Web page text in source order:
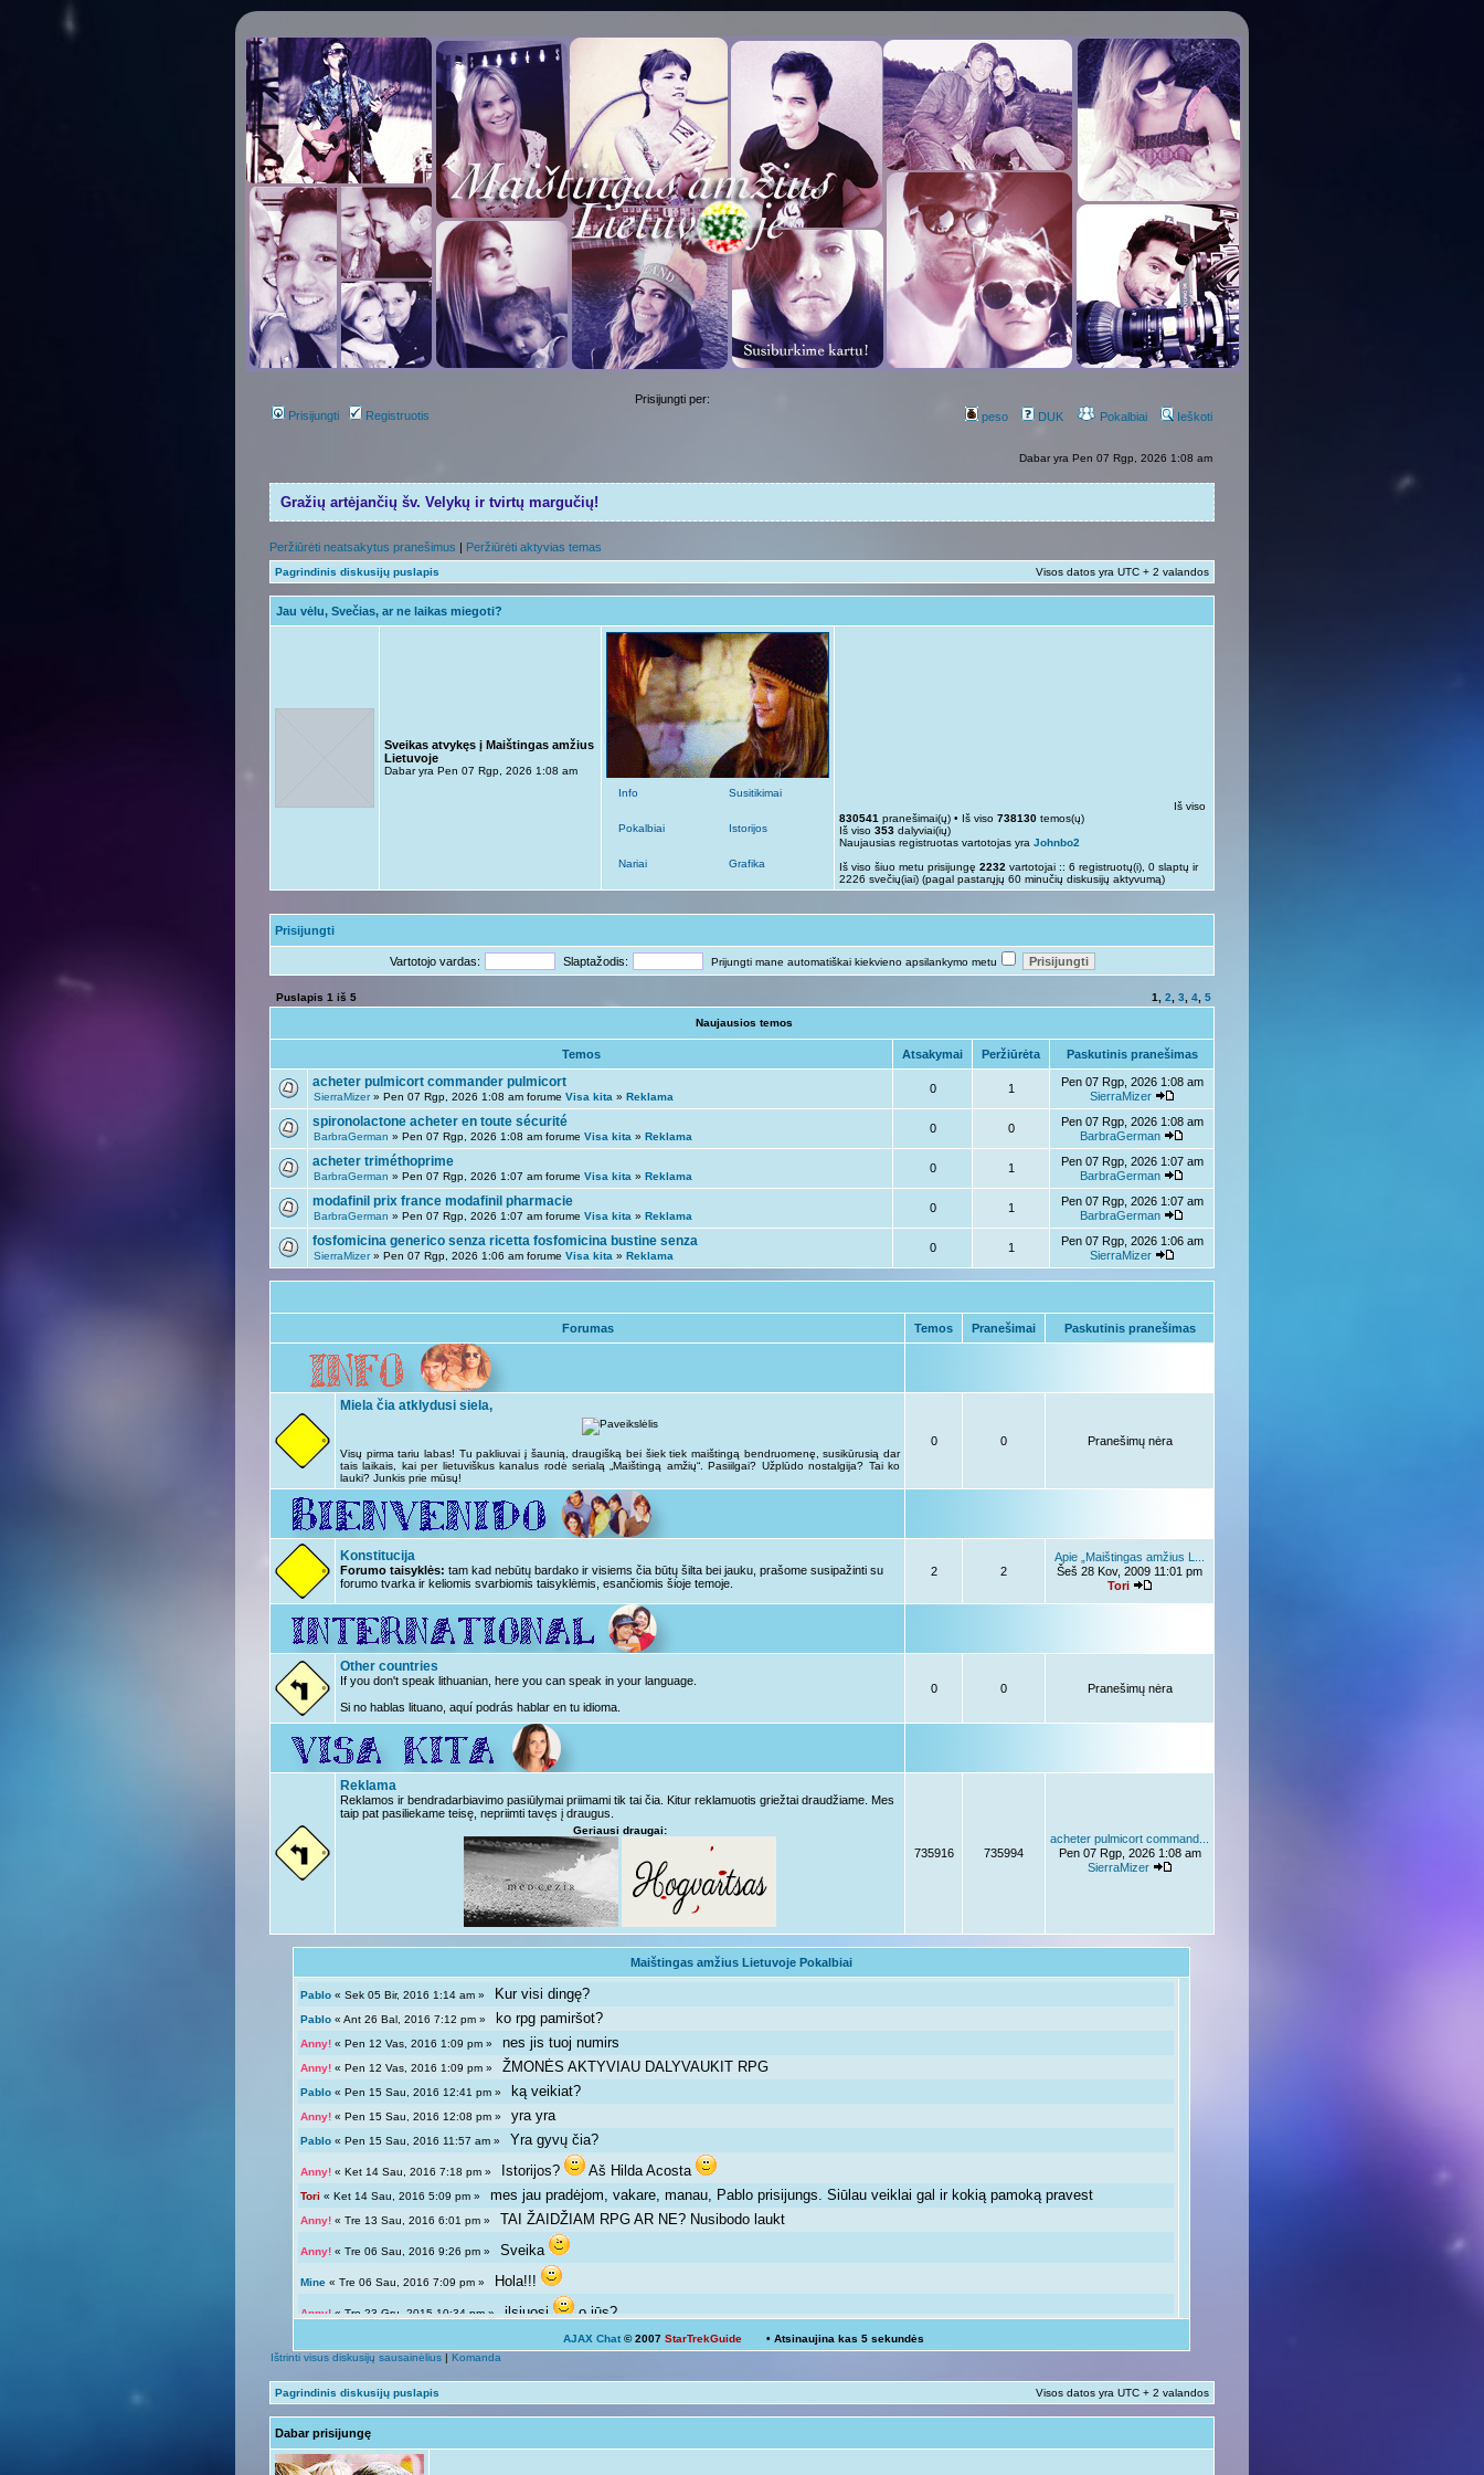
Prisijungti Registruotis
Prisijungti per:
peso
DUK Pokalbiai Ieškoti
Dabar yra Pen 07 Rgp, 2026 1:08 am
Gražių artėjančių šv. Velykų ir tvirtų margučių!
Peržiūrėti neatsakytus pranešimus | Peržiūrėti aktyvias temas
Pagrindinis diskusijų puslapis Visos datos yra UTC + 2 valandos
Jau vėlu, Svečias, ar ne laikas miegoti?
Sveikas atvykęs į Maištingas amžius
Lietuvoje
Dabar yra Pen 07 Rgp, 2026 1:08 am
Info
Pokalbiai
Nariai
Susitikimai
Istorijos
Grafika
Iš viso
830541 pranešimai(ų) • Iš viso 738130 temos(ų)
Iš viso 353 dalyviai(ių)
Naujausias registruotas vartotojas yra Johnbo2
Iš viso šiuo metu prisijungę 2232 vartotojai :: 6 registruotų(i), 0 slaptų ir
2226 svečių(iai) (pagal pastarųjų 60 minučių diskusijų aktyvumą)
Prisijungti
Vartotojo vardas: Slaptažodis: Prijungti mane automatiškai kiekvieno apsilankymo metu
Puslapis 1 iš 5 1 2 3 4 5
Naujausios temos
Temos Atsakymai Peržiūrėta Paskutinis pranešimas
acheter pulmicort commander pulmicort
SierraMizer» Pen 07 Rgp, 2026 1:08 am forume Visa kita » Reklama
0 1
Pen 07 Rgp, 2026 1:08 am
SierraMizer
spironolactone acheter en toute sécurité
BarbraGerman » Pen 07 Rgp, 2026 1:08 am forume Visa kita » Reklama
0 0
Pen 07 Rgp, 2026 1:08 am
BarbraGerman
acheter triméthoprime
BarbraGerman » Pen 07 Rgp, 2026 1:07 am forume Visa kita » Reklama
0 1
Pen 07 Rgp, 2026 1:07 am
BarbraGerman
modafinil prix france modafinil pharmacie
BarbraGerman » Pen 07 Rgp, 2026 1:07 am forume Visa kita » Reklama
0 1
Pen 07 Rgp, 2026 1:07 am
BarbraGerman
fosfomicina generico senza ricetta fosfomicina bustine senza
SierraMizer» Pen 07 Rgp, 2026 1:06 am forume Visa kita » Reklama
0 1
Pen 07 Rgp, 2026 1:06 am
SierraMizer
Forumas Temos Pranešimai Paskutinis pranešimas
Miela čia atklydusi siela,
Visų pirma tariu labas! Tu pakliuvai į šaunią, draugišką bei šiek tiek maištingą bendruomenę, susikūrusią dar
tais laikais, kai per lietuviškus kanalus rodė serialą „Maištingą amžių“. Pasiilgai? Užplūdo nostalgija? Tai ko
lauki? Junkis prie mūsų!
0 0 Pranešimų nėra
Konstitucija
Forumo taisyklės: tam kad nebūtų bardako ir visiems čia būtų šilta bei jauku, prašome susipažinti su
forumo tvarka ir keliomis svarbiomis taisyklėmis, esančiomis šioje temoje.
2 2
Apie „Maištingas amžius L...
Šeš 28 Kov, 2009 11:01 pm
Tori
Other countries
If you don't speak lithuanian, here you can speak in your language.
Si no hablas lituano, aquí podrás hablar en tu idioma.
0 0 Pranešimų nėra
Reklama
Reklamos ir bendradarbiavimo pasiūlymai priimami tik tai čia. Kitur reklamuotis griežtai draudžiame. Mes
taip pat pasiliekame teisę, nepriimti tavęs į draugus.
Geriausi draugai:
735916 735994
acheter pulmicort command...
Pen 07 Rgp, 2026 1:08 am
SierraMizer
Maištingas amžius Lietuvoje Pokalbiai
Pablo « Sek 05 Bir, 2016 1:14 am » Kur visi dingę?
Pablo « Ant 26 Bal, 2016 7:12 pm » ko rpg pamiršot?
Anny! « Pen 12 Vas, 2016 1:09 pm »nes jis tuoj numirs
Anny! « Pen 12 Vas, 2016 1:09 pm »ŽMONĖS AKTYVIAU DALYVAUKIT RPG
Pablo « Pen 15 Sau, 2016 12:41 pm » ką veikiat?
Anny! « Pen 15 Sau, 2016 12:08 pm »yra yra
Pablo « Pen 15 Sau, 2016 11:57 am » Yra gyvų čia?
Anny! « Ket 14 Sau, 2016 7:18 pm » Istorijos? Aš Hilda Acosta
Tori « Ket 14 Sau, 2016 5:09 pm »mes jau pradėjom, vakare, manau, Pablo prisijungs. Siūlau veiklai gal ir kokią pamoką pravest
Anny! « Tre 13 Sau, 2016 6:01 pm » TAI ŽAIDŽIAM RPG AR NE? Nusibodo laukt
Anny! « Tre 06 Sau, 2016 9:26 pm »Sveika
Mine « Tre 06 Sau, 2016 7:09 pm » Hola!!!
Anny! « Tre 23 Gru, 2015 10:34 pm »ilsiuosi o jūs?
Ką veikiat?
Anny!« Sek 13 Rgs, 2015 9:54 pm »galima ir atsipalaiduoti nuo mokslų
Giedryte.« Sek 13 Rgs, 2015 7:40 pm »
Anny!« Pir 07 Rgs, 2015 9:14 pm »
AJAX Chat © 2007StarTrekGuide • Atsinaujina kas5 sekundės
Ištrinti visus diskusijų sausainėlius | Komanda
Pagrindinis diskusijų puslapis Visos datos yra UTC + 2 valandos
Dabar prisijungę